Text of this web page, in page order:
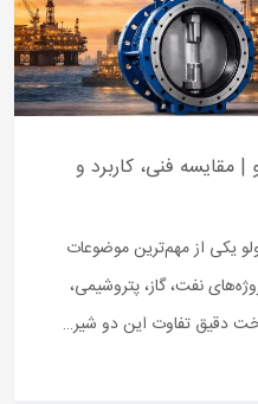
| مقایسه فنی، کاربرد و
یکی از مهم‌ترین موضوعات
نفت، گاز، پتروشیمی،
دقیق تفاوت این دو شیر…